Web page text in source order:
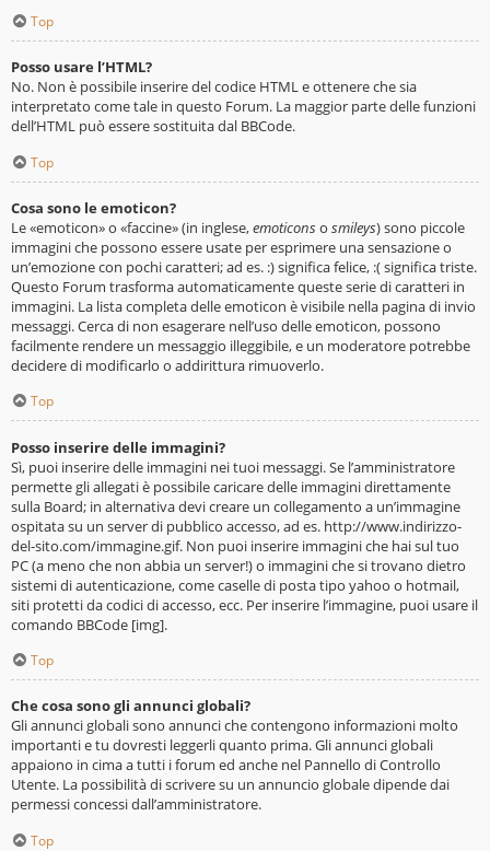
Top
Posso usare l’HTML?
No. Non è possibile inserire del codice HTML e ottenere che sia
interpretato come tale in questo Forum. La maggior parte delle funzioni
dell’HTML può essere sostituita dal BBCode.
Top
Cosa sono le emoticon?
Le «emoticon» o «faccine» (in inglese,emoticonso smileys) sono piccole
immagini che possono essere usate per esprimere una sensazione o
un’emozione con pochi caratteri; ad es. :) significa felice, :( significa triste.
Questo Forum trasforma automaticamente queste serie di caratteri in
immagini. La lista completa delle emoticon è visibile nella pagina di invio
messaggi. Cerca di non esagerare nell’uso delle emoticon, possono
facilmente rendere un messaggio illeggibile, e un moderatore potrebbe
decidere di modificarlo o addirittura rimuoverlo.
Top
Posso inserire delle immagini?
Sì, puoi inserire delle immagini nei tuoi messaggi. Se l’amministratore
permette gli allegati è possibile caricare delle immagini direttamente
sulla Board; in alternativa devi creare un collegamento a un’immagine
ospitata su un server di pubblico accesso, ad es. http://www.indirizzo-
del-sito.com/immagine.gif. Non puoi inserire immagini che hai sul tuo
PC (a meno che non abbia un server!) o immagini che si trovano dietro
sistemi di autenticazione, come caselle di posta tipo yahoo o hotmail,
siti protetti da codici di accesso, ecc. Per inserire l’immagine, puoi usare il
comando BBCode [img].
Top
Che cosa sono gli annunci globali?
Gli annunci globali sono annunci che contengono informazioni molto
importanti e tu dovresti leggerli quanto prima. Gli annunci globali
appaiono in cima a tutti i forum ed anche nel Pannello di Controllo
Utente. La possibilità di scrivere su un annuncio globale dipende dai
permessi concessi dall’amministratore.
Top